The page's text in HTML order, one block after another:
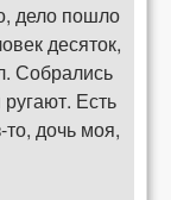
дело пошло
десяток,
Собрались
Есть
то, дочь моя,